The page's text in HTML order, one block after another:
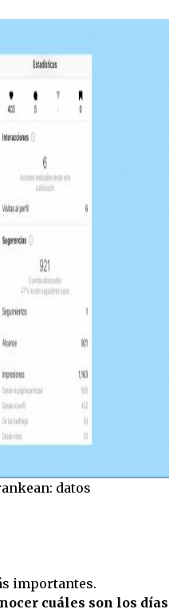
datos
importantes.
cuáles son los días